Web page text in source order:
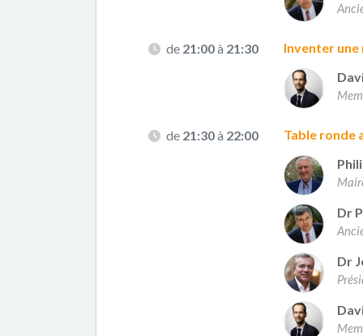
de 21:00à 21:30
Inventer
de 21:30à 22:00
Table ronde
Dr
Dr